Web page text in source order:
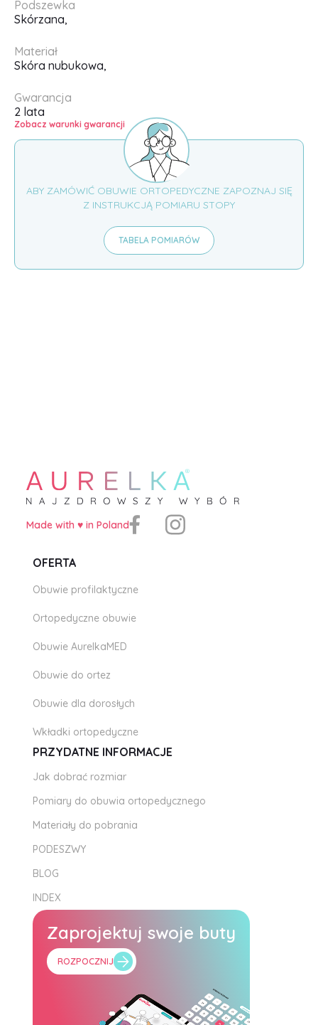
Podszewka
Skórzana,
Materiał
Skóra nubukowa,
Gwarancja
2 lata
Zobacz warunki gwarancji
ABY ZAMÓWIĆ OBUWIE ORTOPEDYCZNE ZAPOZNAJ SIĘ
Z INSTRUKCJĄ POMIARU STOPY
TABELA POMIARÓW
Made with ♥️ in Poland
OFERTA
Obuwie profilaktyczne
Ortopedyczne obuwie
Obuwie AurelkaMED
Obuwie do ortez
Obuwie dla dorosłych
Wkładki ortopedyczne
PRZYDATNE INFORMACJE
Jak dobrać rozmiar
Pomiary do obuwia ortopedycznego
Materiały do pobrania
PODESZWY
BLOG
INDEX
Zaprojektuj swoje buty
ROZPOCZNIJ